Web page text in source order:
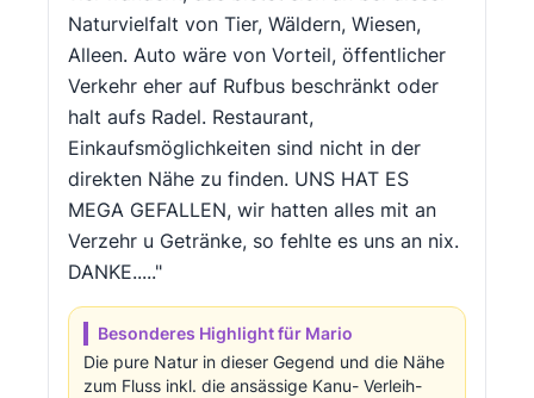
Naturvielfalt von Tier, Wäldern, Wiesen,
Alleen. Auto wäre von Vorteil, öffentlicher
Verkehr eher auf Rufbus beschränkt oder
halt aufs Radel. Restaurant,
Einkaufsmöglichkeiten sind nicht in der
direkten Nähe zu finden. UNS HAT ES
MEGA GEFALLEN, wir hatten alles mit an
Verzehr u Getränke, so fehlte es uns an nix.
DANKE....."
Besonderes Highlight für Mario
Die pure Natur in dieser Gegend und die Nähe
zum Fluss inkl. die ansässige Kanu- Verleih-